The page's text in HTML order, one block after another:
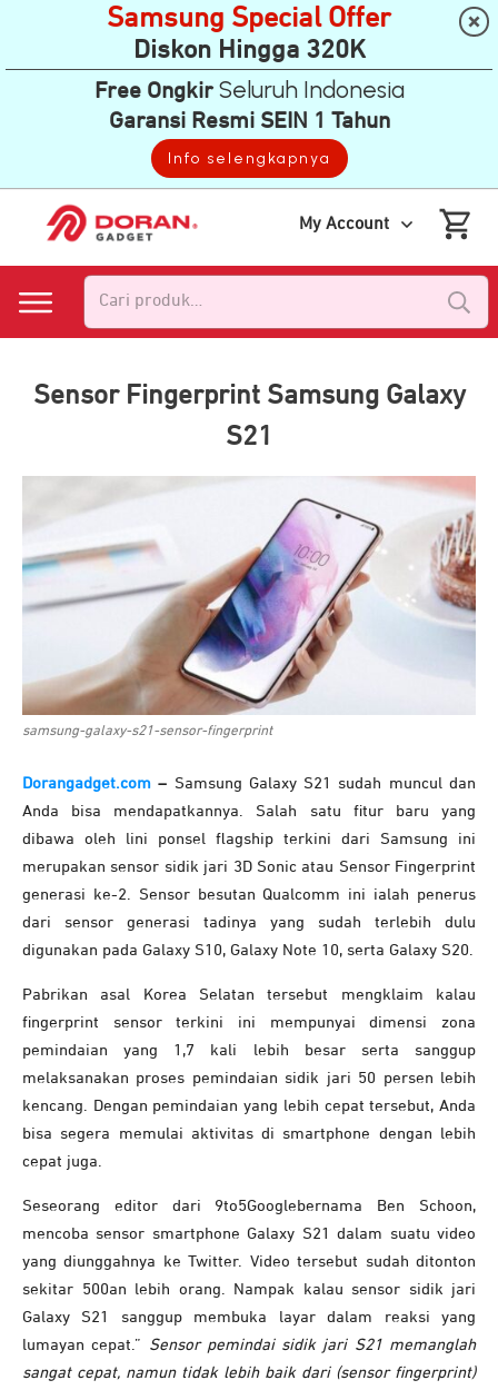
My Account
Sensor Fingerprint Samsung Galaxy
S21
samsung-galaxy-s21-sensor-fingerprint
Dorangadget.com – Samsung Galaxy S21 sudah muncul dan
Anda bisa mendapatkannya. Salah satu fitur baru yang
dibawa oleh lini ponsel flagship terkini dari Samsung ini
merupakan sensor sidik jari 3D Sonic atau Sensor Fingerprint
generasi ke-2. Sensor besutan Qualcomm ini ialah penerus
dari sensor generasi tadinya yang sudah terlebih dulu
digunakan pada Galaxy S10, Galaxy Note 10, serta Galaxy S20.
Pabrikan asal Korea Selatan tersebut mengklaim kalau
fingerprint sensor terkini ini mempunyai dimensi zona
pemindaian yang 1,7 kali lebih besar serta sanggup
melaksanakan proses pemindaian sidik jari 50 persen lebih
kencang. Dengan pemindaian yang lebih cepat tersebut, Anda
bisa segera memulai aktivitas di smartphone dengan lebih
cepat juga.
Seseorang editor dari 9to5Googlebernama Ben Schoon,
mencoba sensor smartphone Galaxy S21 dalam suatu video
yang diunggahnya ke Twitter. Video tersebut sudah ditonton
sekitar 500an lebih orang. Nampak kalau sensor sidik jari
Galaxy S21 sanggup membuka layar dalam reaksi yang
lumayan cepat.” Sensor pemindai sidik jari S21 memanglah
sangat cepat, namun tidak lebih baik dari (sensor fingerprint)
Samsung Special Offer
Diskon Hingga 320K
Free OngkirSeluruh Indonesia
Garansi Resmi SEIN 1 Tahun
Info selengkapnya